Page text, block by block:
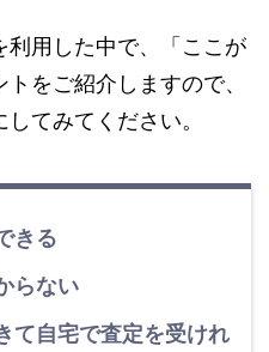
利用した中で、「ここが
をご紹介しますので、
てみてください。
きる
らない
て自宅で査定を受けれ